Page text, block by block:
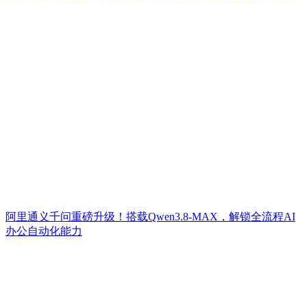
阿里通义千问重磅升级！搭载Qwen3.8-MAX，解锁全流程AI
办公自动化能力